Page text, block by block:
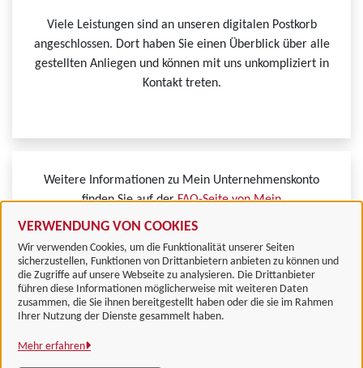
VERWENDUNG VON COOKIES
Wir verwenden Cookies, um die Funktionalität unserer Seiten
sicherzustellen, Funktionen von Drittanbietern anbieten zu können und
die Zugriffe auf unsere Webseite zu analysieren. Die Drittanbieter
führen diese Informationen möglicherweise mit weiteren Daten
zusammen, die Sie ihnen bereitgestellt haben oder die sie im Rahmen
Ihrer Nutzung der Dienste gesammelt haben.
Mehr erfahren
Viele Leistungen sind an unseren digitalen Postkorb
angeschlossen. Dort haben Sie einen Überblick über alle
gestellten Anliegen und können mit uns unkompliziert in
Kontakt treten.
Weitere Informationen zu Mein Unternehmenskonto
finden Sie auf derFAQ-Seite von Mein
Unternehmenskonto.
Landkreis Göttingen
Alle Rechte vorbehalten